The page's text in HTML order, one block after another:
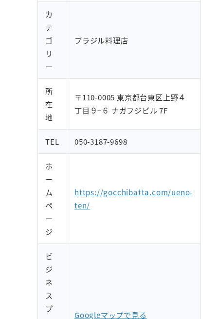
カ
テ
ゴ
リ
ー
ブラジル料理店
所
在
地
〒110-0005 東京都台東区上野４
丁目９−６ ナガフジビル 7F
TEL 050-3187-9698
ホ
ー
ム
ペ
ー
ジ
https://gocchibatta.com/ueno-
ten/
ビ
ジ
ネ
ス
プ
Googleマップで見る